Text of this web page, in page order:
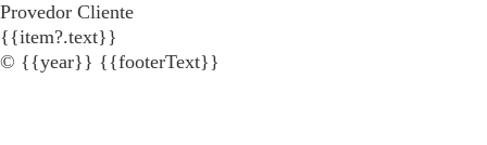
Provedor Cliente
{{item?.text}}
© {{year}} {{footerText}}